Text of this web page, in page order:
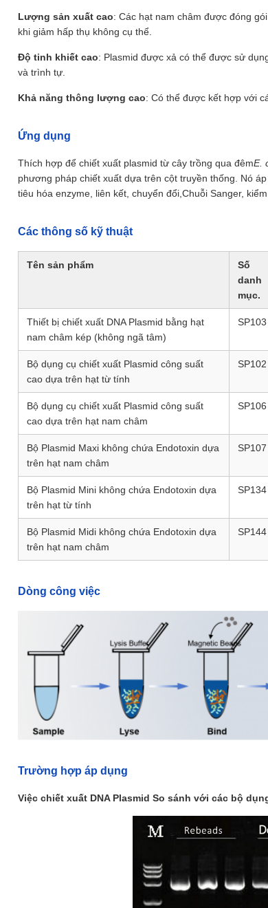
Lượng sản xuất cao: Các hạt nam châm được đóng
khi giảm hấp thụ không cụ thể.
Độ tinh khiết cao: Plasmid được xả có thể được sử
và trình tự.
Khả năng thông lượng cao: Có thể được kết hợp với
Ứng dụng
Thích hợp để chiết xuất plasmid từ cây trồng qua đêmE.
phương pháp chiết xuất dựa trên cột truyền thống. Nó
tiêu hóa enzyme, liên kết, chuyển đổi,Chuỗi Sanger,
Các thông số kỹ thuật
Tên sản phẩm
Số
danh
mục.
Thiết bị chiết xuất DNA Plasmid bằng hạt
nam châm kép (không ngã tâm)
SP103
Bộ dụng cụ chiết xuất Plasmid công suất
cao dựa trên hạt từ tính
SP102
Bộ dụng cụ chiết xuất Plasmid công suất
cao dựa trên hạt nam châm
SP106
Bộ Plasmid Maxi không chứa Endotoxin dựa
trên hạt nam châm
SP107
Bộ Plasmid Mini không chứa Endotoxin dựa
trên hạt từ tính
SP134
Bộ Plasmid Midi không chứa Endotoxin dựa
trên hạt nam châm
SP144
Dòng công việc
Trường hợp áp dụng
Việc chiết xuất DNA Plasmid So sánh với các bộ